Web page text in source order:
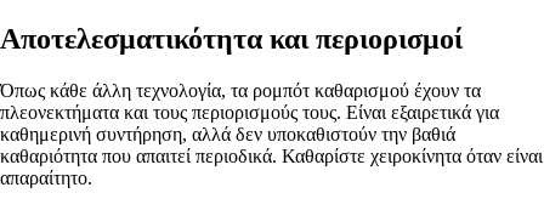
Αποτελεσματικότητα και περιορισμοί
Όπως κάθε άλλη τεχνολογία, τα ρομπότ καθαρισμού έχουν τα
πλεονεκτήματα και τους περιορισμούς τους. Είναι εξαιρετικά για
καθημερινή συντήρηση, αλλά δεν υποκαθιστούν την βαθιά
καθαριότητα που απαιτεί περιοδικά. Καθαρίστε χειροκίνητα όταν είναι
απαραίτητο.